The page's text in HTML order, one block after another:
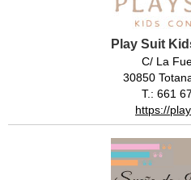
Play Suit
C/ La
30850
T.: 661
https://